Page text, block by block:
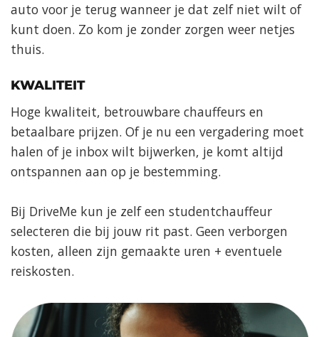
auto voor je terug wanneer je dat zelf niet wilt of
kunt doen. Zo kom je zonder zorgen weer netjes
thuis.
KWALITEIT
Hoge kwaliteit, betrouwbare chauffeurs en
betaalbare prijzen. Of je nu een vergadering moet
halen of je inbox wilt bijwerken, je komt altijd
ontspannen aan op je bestemming.
Bij DriveMe kun je zelf een studentchauffeur
selecteren die bij jouw rit past. Geen verborgen
kosten, alleen zijn gemaakte uren + eventuele
reiskosten.